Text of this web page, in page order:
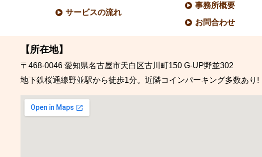
サービスの流れ
事務所概要
お問合わせ
【所在地】
〒468-0046愛知県名古屋市天白区古川町150 G-UP野並302
地下鉄桜通線野並駅から徒歩1分。近隣コインパーキング多数あり!